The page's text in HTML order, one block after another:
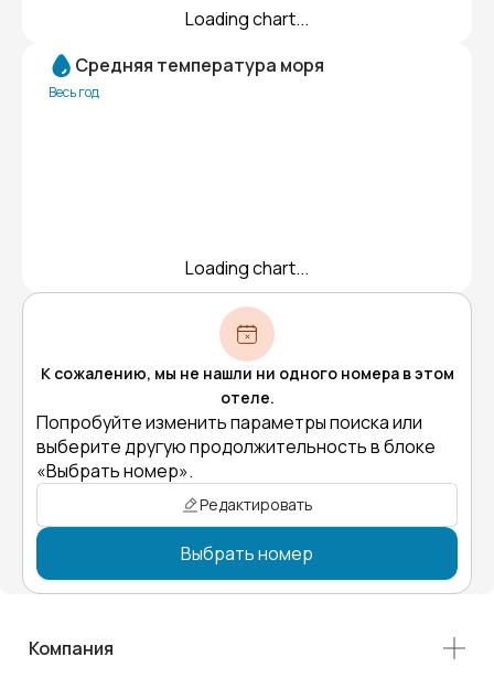
Loading chart...
Средняя температура моря
Весь год
Loading chart...
К сожалению, мы не нашли ни одного номера в этом
отеле.
Попробуйте изменить параметры поиска или
выберите другую продолжительность в блоке
«Выбрать номер».
Редактировать
Выбрать номер
Компания